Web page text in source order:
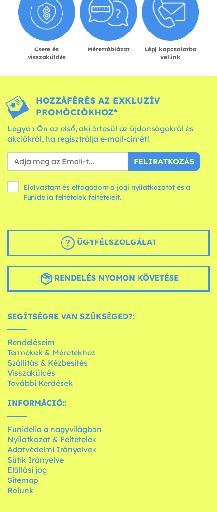
Csere és
visszaküldés
Mérettáblázat
Lépj kapcsolatba
velünk
HOZZÁFÉRÉS AZ EXKLUZÍV
PROMÓCIÓKHOZ*
Legyen Ön az első, aki értesül az újdonságokról és
akciókról, ha regisztrálja e-mail-címét!
FELIRATKOZÁS
Elolvastam és elfogadom a jogi nyilatkozatot és a
Funidelia feltételek feltételeit.
ÜGYFÉLSZOLGÁLAT
RENDELÉS NYOMON KÖVETÉSE
SEGÍTSÉGRE VAN SZÜKSÉGED?:
Rendeléseim
Termékek & Méretekhez
Szállítás & Kézbesítés
Visszaküldés
További Kérdések
INFORMÁCIÓ::
Funidelia a nagyvilágban
Nyilatkozat & Feltételek
Adatvédelmi Irányelvek
Sütik Irányelve
Elállási jog
Sitemap
Rólunk